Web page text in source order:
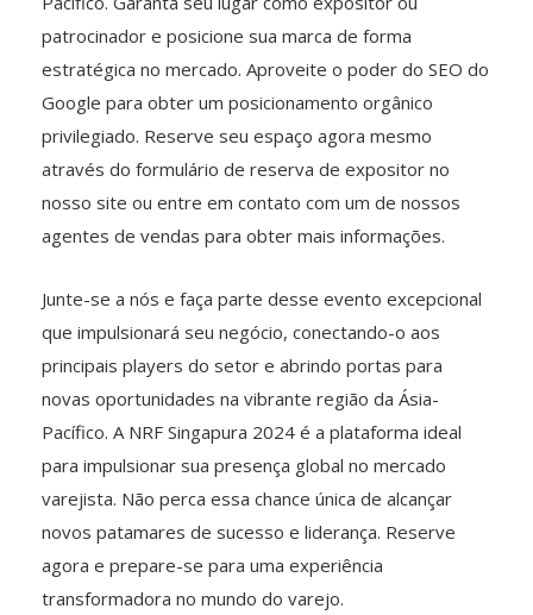
patrocinador e posicione sua marca de forma
estratégica no mercado. Aproveite o poder do SEO do
Google para obter um posicionamento orgânico
privilegiado. Reserve seu espaço agora mesmo
através do formulário de reserva de expositor no
nosso site ou entre em contato com um de nossos
agentes de vendas para obter mais informações.
Junte-se a nós e faça parte desse evento excepcional
que impulsionará seu negócio, conectando-o aos
principais players do setor e abrindo portas para
novas oportunidades na vibrante região da Ásia-
Pacífico. A NRF Singapura 2024 é a plataforma ideal
para impulsionar sua presença global no mercado
varejista. Não perca essa chance única de alcançar
novos patamares de sucesso e liderança. Reserve
agora e prepare-se para uma experiência
transformadora no mundo do varejo.